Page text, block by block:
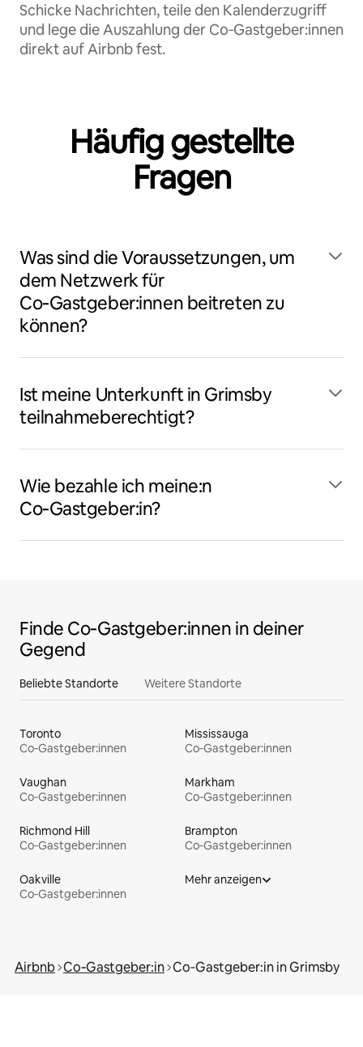
Schicke Nachrichten, teile den Kalenderzugriff
und lege die Auszahlung der Co‑Gastgeber:innen
direkt auf Airbnb fest.
Häufig gestellte
Fragen
Was sind die Voraussetzungen, um
dem Netzwerk für
Co‑Gastgeber:innen beitreten zu
können?
Ist meine Unterkunft in Grimsby
teilnahmeberechtigt?
Wie bezahle ich meine:n
Co‑Gastgeber:in?
Finde Co‑Gastgeber:innen in deiner
Gegend
Beliebte Standorte Weitere Standorte
Toronto
Co‑Gastgeber:innen
Mississauga
Co‑Gastgeber:innen
Vaughan
Co‑Gastgeber:innen
Markham
Co‑Gastgeber:innen
Richmond Hill
Co‑Gastgeber:innen
Brampton
Co‑Gastgeber:innen
Oakville
Co‑Gastgeber:innen
Mehr anzeigen
Airbnb Co‑Gastgeber:in Co‑Gastgeber:in in Grimsby